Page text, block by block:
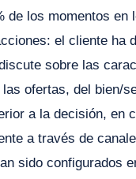
de los momentos en
el cliente ha
sobre las
ofertas, del bien/
a la decisión, en
a través de
sido configurados